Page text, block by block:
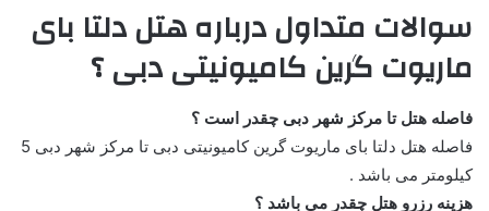
سوالات متداول درباره هتل دلتا بای
ماریوت گرین کامیونیتی دبی ؟
فاصله هتل تا مرکز شهر دبی چقدر است ؟
فاصله هتل دلتا بای ماریوت گرین کامیونیتی دبی تا مرکز شهر دبی 5
کیلومتر می باشد .
هزینه رزرو هتل چقدر می باشد ؟